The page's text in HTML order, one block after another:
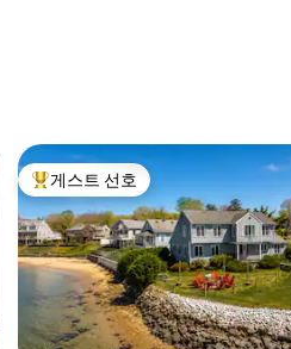
상위 게스트 선호
게스트 선호